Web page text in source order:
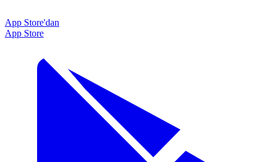
App Store'dan
App Store